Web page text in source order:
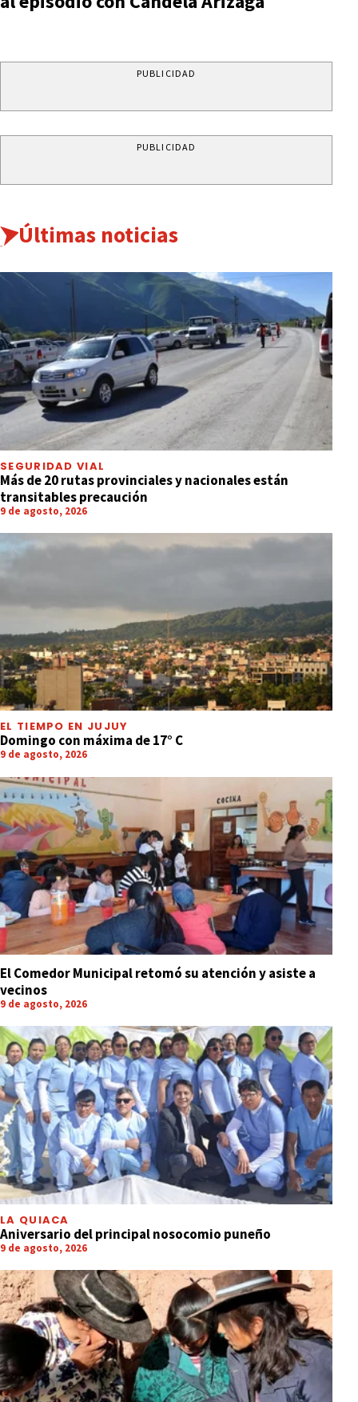
PUBLICIDAD
PUBLICIDAD
Últimas noticias
SEGURIDAD VIAL
Más de 20 rutas provinciales y nacionales están
transitables precaución
9 de agosto, 2026
EL TIEMPO EN JUJUY
Domingo con máxima de 17° C
9 de agosto, 2026
El Comedor Municipal retomó su atención y asiste a
vecinos
9 de agosto, 2026
LA QUIACA
Aniversario del principal nosocomio puneño
9 de agosto, 2026